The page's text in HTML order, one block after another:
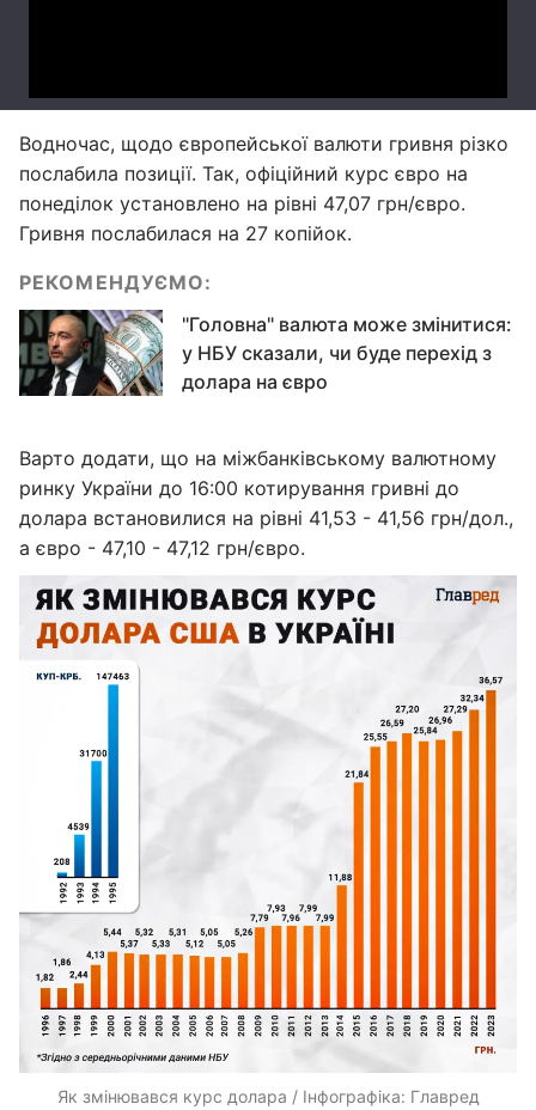
Водночас, щодо європейської валюти гривня різко
послабила позиції. Так, офіційний курс євро на
понеділок установлено на рівні 47,07 грн/євро.
Гривня послабилася на 27 копійок.
РЕКОМЕНДУЄМО:
"Головна" валюта може змінитися:
у НБУ сказали, чи буде перехід з
долара на євро
Варто додати, що на міжбанківському валютному
ринку України до 16:00 котирування гривні до
долара встановилися на рівні 41,53 - 41,56 грн/дол.,
а євро - 47,10 - 47,12 грн/євро.
Як змінювався курс долара / Інфографіка: Главред